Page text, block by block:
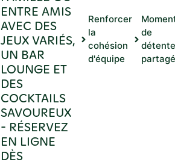
ENTRE AMIS
AVEC DES
JEUX VARIÉS,
UN BAR
LOUNGE ET
DES
COCKTAILS
SAVOUREUX
- RÉSERVEZ
EN LIGNE
DÈS
Renforcer
la
cohésion
d'équipe
de
détente